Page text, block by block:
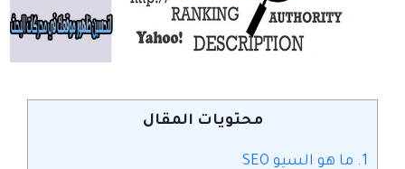
محتويات المقال
ما هو السيو SEO